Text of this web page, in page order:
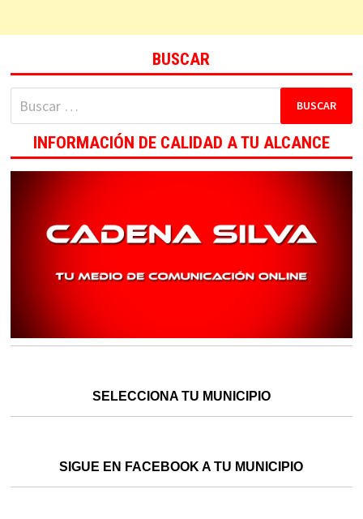
BUSCAR
Buscar:
INFORMACIÓN DE CALIDAD A TU ALCANCE
SELECCIONA TU MUNICIPIO
SIGUE EN FACEBOOK A TU MUNICIPIO